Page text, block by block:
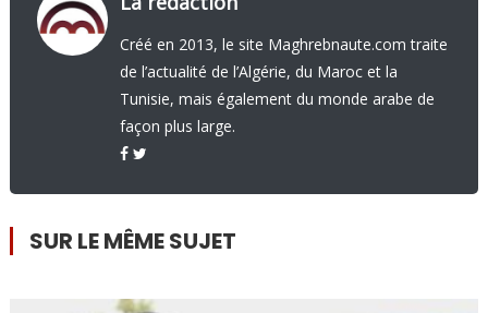
Créé en 2013, le site Maghrebnaute.com traite
de l’actualité de l’Algérie, du Maroc et la
Tunisie, mais également du monde arabe de
façon plus large.
SUR LE MÊME SUJET